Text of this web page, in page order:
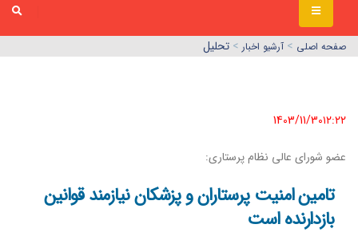
صفحه اصلي > آرشیو اخبار > تحلیل
1403/11/30١٢:٢٢
عضو شورای عالی نظام پرستاری:
تامین امنیت پرستاران و پزشکان نیازمند قوانین
بازدارنده است